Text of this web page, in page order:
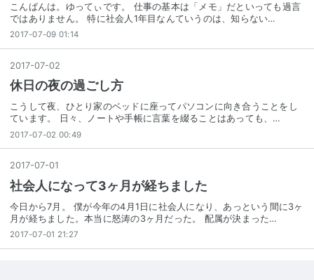
こんばんは。ゆってぃです。 仕事の基本は「メモ」だといっても過言
ではありません。 特に社会人1年目なんていうのは、知らない…
2017-07-09 01:14
2017-07-02
休日の夜の過ごし方
こうして夜、ひとり家のベッドに座ってパソコンに向き合うことをし
ています。 日々、ノートや手帳に言葉を綴ることはあっても、…
2017-07-02 00:49
2017-07-01
社会人になって3ヶ月が経ちました
今日から7月。 僕が今年の4月1日に社会人になり、あっという間に3ヶ
月が経ちました。本当に怒涛の3ヶ月だった。 配属が決まった…
2017-07-01 21:27